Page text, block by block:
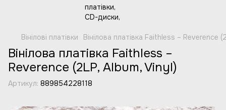
Вінілові платівки Вінілова платівка Faithless – Reverence
Вінілова платівка Faithless –
Reverence (2LP, Album, Vinyl)
Артикул: 889854228118